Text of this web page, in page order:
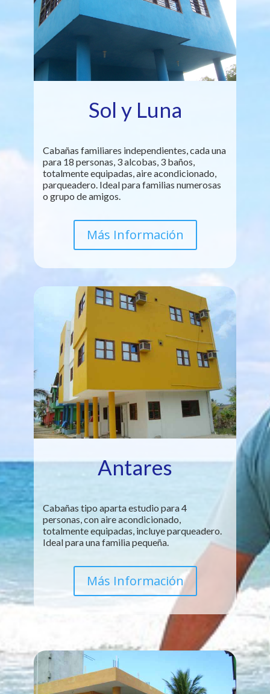
Sol y Luna
Cabañas familiares independientes, cada una
para 18 personas, 3 alcobas, 3 baños,
totalmente equipadas, aire acondicionado,
parqueadero. Ideal para familias numerosas
o grupo de amigos.
Más Información
Antares
Cabañas tipo aparta estudio para 4
personas, con aire acondicionado,
totalmente equipadas, incluye parqueadero.
Ideal para una familia pequeña.
Más Información